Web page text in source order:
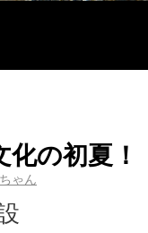
の初夏！
ゃん